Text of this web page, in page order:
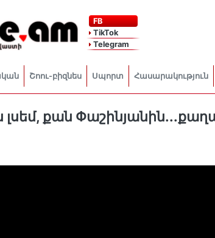
FB
TikTok
Telegram
Շոու-բիզնես Սպորտ Հասարակություն
լսեմ, քան